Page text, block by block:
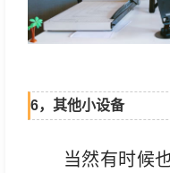
6，其他小设备
当然有时候